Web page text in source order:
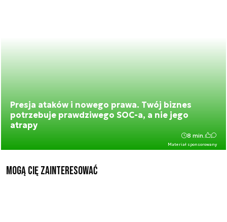
Presja ataków i nowego prawa. Twój biznes
potrzebuje prawdziwego SOC-a, a nie jego
atrapy
Materiał sponsorowany
8 min.
Mogą Cię zainteresować